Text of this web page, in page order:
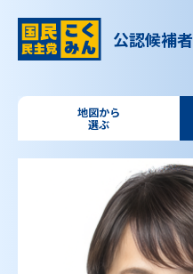
国民民主党 第51回
衆議院議員総選挙 特設サイト
公認候補者
地図から
選ぶ